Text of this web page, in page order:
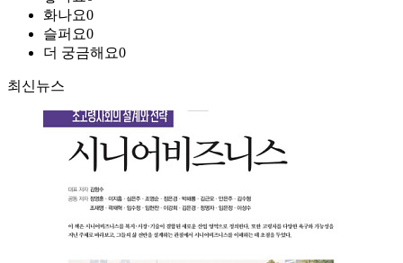
화나요0
슬퍼요0
더 궁금해요0
최신뉴스